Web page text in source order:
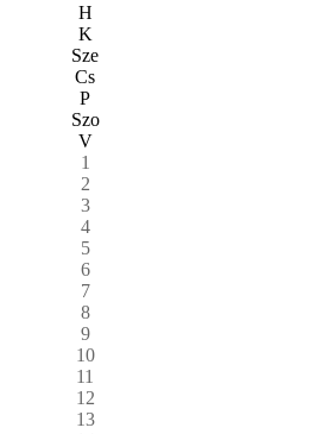
H
K
Sze
Cs
P
Szo
V
1
2
3
4
5
6
7
8
9
10
11
12
13